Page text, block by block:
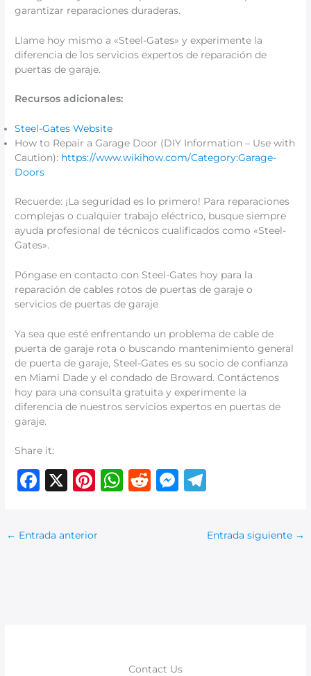
garantizar reparaciones duraderas.
Llame hoy mismo a «Steel-Gates» y experimente la
diferencia de los servicios expertos de reparación de
puertas de garaje.
Recursos adicionales:
Steel-Gates Website
How to Repair a Garage Door (DIY Information – Use with
Caution): https://www.wikihow.com/Category:Garage-
Doors
Recuerde: ¡La seguridad es lo primero! Para reparaciones
complejas o cualquier trabajo eléctrico, busque siempre
ayuda profesional de técnicos cualificados como «Steel-
Gates».
Póngase en contacto con Steel-Gates hoy para la
reparación de cables rotos de puertas de garaje o
servicios de puertas de garaje
Ya sea que esté enfrentando un problema de cable de
puerta de garaje rota o buscando mantenimiento general
de puerta de garaje, Steel-Gates es su socio de confianza
en Miami Dade y el condado de Broward. Contáctenos
hoy para una consulta gratuita y experimente la
diferencia de nuestros servicios expertos en puertas de
garaje.
Share it:
F
c
e
X
Pi
re
W R
M
e
g
← Entrada anterior Entrada siguiente →
Contact Us